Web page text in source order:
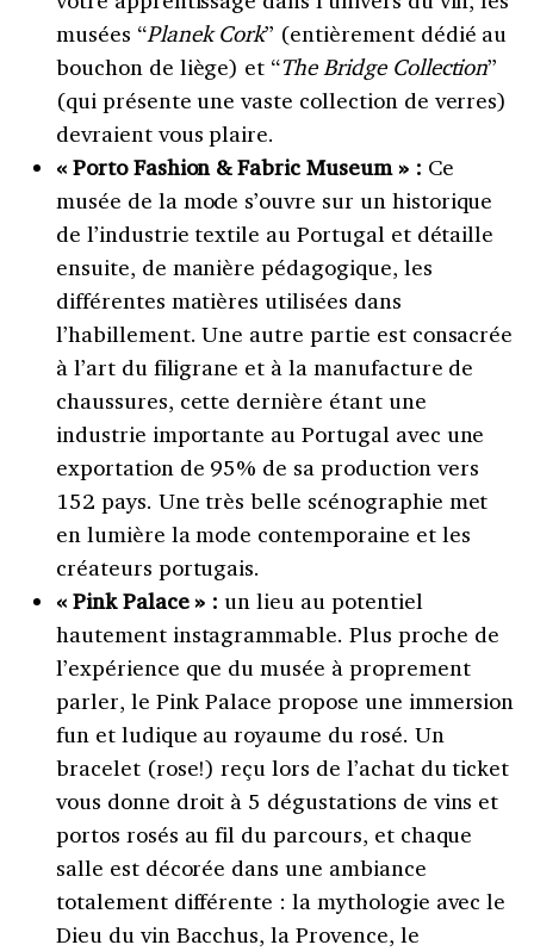
musées “Planek Cork” (entièrement dédié au
bouchon de liège) et “The Bridge Collection”
(qui présente une vaste collection de verres)
devraient vous plaire.
« Porto Fashion & Fabric Museum » : Ce
musée de la mode s’ouvre sur un historique
de l’industrie textile au Portugal et détaille
ensuite, de manière pédagogique, les
différentes matières utilisées dans
l’habillement. Une autre partie est consacrée
à l’art du filigrane et à la manufacture de
chaussures, cette dernière étant une
industrie importante au Portugal avec une
exportation de 95% de sa production vers
152 pays. Une très belle scénographie met
en lumière la mode contemporaine et les
créateurs portugais.
« Pink Palace » : un lieu au potentiel
hautement instagrammable. Plus proche de
l’expérience que du musée à proprement
parler, le Pink Palace propose une immersion
fun et ludique au royaume du rosé. Un
bracelet (rose!) reçu lors de l’achat du ticket
vous donne droit à 5 dégustations de vins et
portos rosés au fil du parcours, et chaque
salle est décorée dans une ambiance
totalement différente : la mythologie avec le
Dieu du vin Bacchus, la Provence, le